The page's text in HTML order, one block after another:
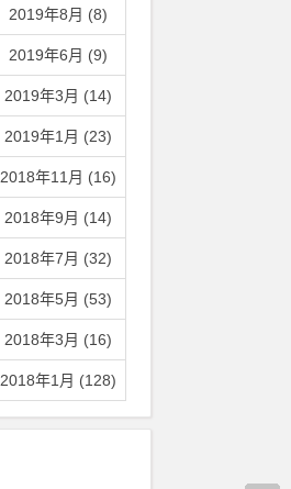
2019年8月 (8)
2019年6月 (9)
2019年3月 (14)
2019年1月 (23)
2018年11月 (16)
2018年9月 (14)
2018年7月 (32)
2018年5月 (53)
2018年3月 (16)
2018年1月 (128)